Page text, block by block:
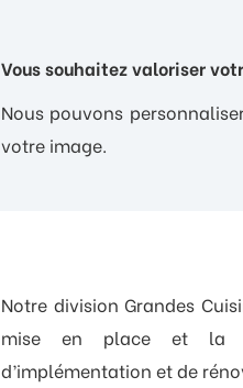
Vous souhaitez valoriser
Nous pouvons
votre image.
Notre division Grandes
mise en place et la
d’implémentation et de